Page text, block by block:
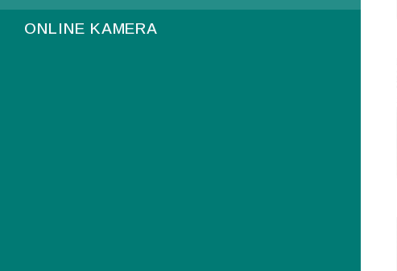
ONLINE KAMERA